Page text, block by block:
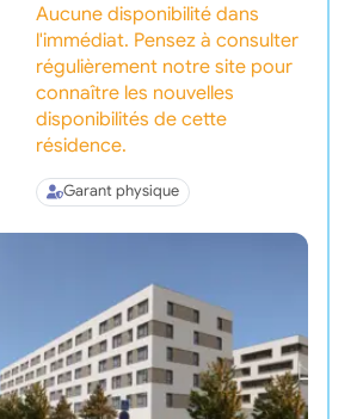
Aucune disponibilité dans
l'immédiat. Pensez à consulter
régulièrement notre site pour
connaître les nouvelles
disponibilités de cette
résidence.
Garant physique